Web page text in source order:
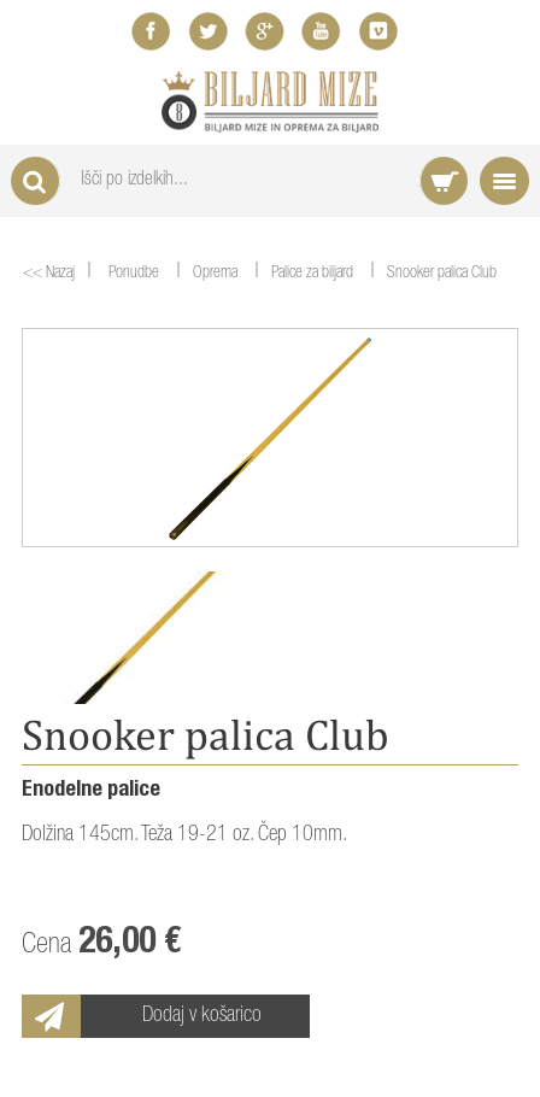
<< Nazaj | Ponudbe | Oprema | Palice za biljard | Snooker palica Club
Snooker palica Club
Enodelne palice
Dolžina 145cm. Teža 19-21 oz. Čep 10mm.
Cena 26,00 €
Dodaj v košarico